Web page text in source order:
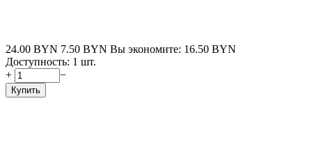
24.00 BYN 7.50 BYN Вы экономите: 16.50 BYN
Доступность: 1 шт.
+
−
Купить